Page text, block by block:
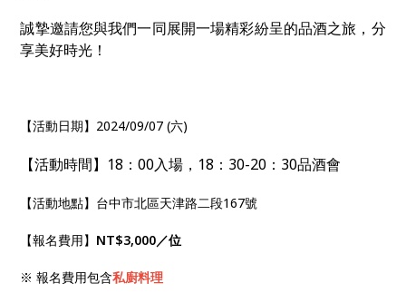
誠摯邀請您與我們一同展開一場精彩紛呈的品酒之旅，分
享美好時光！
【活動日期】2024/09/07 (六)
【活動時間】18：00入場，18：30-20：30品酒會
【活動地點】台中市北區天津路二段167號
【報名費用】 NT$3,000／位
※ 報名費用包含私廚料理